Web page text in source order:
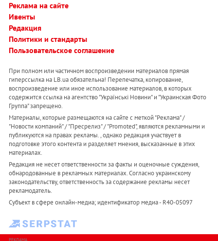
Реклама на сайте
Ивенты
Редакция
Политики и стандарты
Пользовательское соглашение
При полном или частичном воспроизведении материалов прямая
гиперссылка на LB.ua обязательна! Перепечатка, копирование,
воспроизведение или иное использование материалов, в которых
содержится ссылка на агентство "Українськi Новини" и "Украинская Фото
Группа" запрещено.
Материалы, которые размещаются на сайте с меткой "Реклама" /
"Новости компаний" / "Пресрелиз" / "Promoted", являются рекламными и
публикуются на правах рекламы. , однако редакция участвует в
подготовке этого контента и разделяет мнения, высказанные в этих
материалах.
Редакция не несет ответственности за факты и оценочные суждения,
обнародованные в рекламных материалах. Согласно украинскому
законодательству, ответственность за содержание рекламы несет
рекламодатель.
Субъект в сфере онлайн-медиа; идентификатор медиа - R40-05097
РЕКЛАМА